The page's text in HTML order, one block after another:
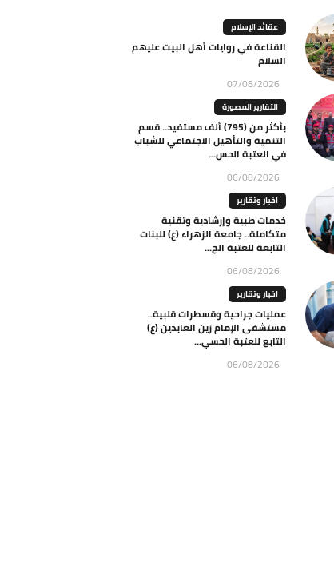
عقائد الإسلام
القناعة في روايات أهل البيت عليهم
السلام
07/08/2026
التقارير المصورة
بأكثر من (795) ألف مستفيد.. قسم
التنمية والتأهيل الاجتماعي للشباب
في العتبة الحس...
06/08/2026
اخبار وتقارير
خدمات طبية وإرشادية وتقنية
متكاملة.. جامعة الزهراء (ع) للبنات
التابعة للعتبة الح...
06/08/2026
اخبار وتقارير
عمليات جراحية وقسطرات قلبية..
مستشفى الإمام زين العابدين (ع)
التابع للعتبة الحسي...
06/08/2026